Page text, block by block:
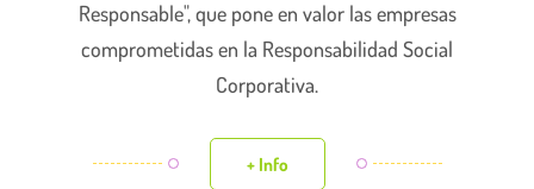
Responsable", que pone en valor las empresas
comprometidas en la Responsabilidad Social
Corporativa.
+ Info